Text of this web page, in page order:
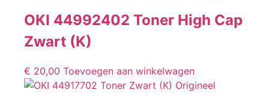
OKI 44992402 Toner High Cap
Zwart (K)
€ 20,00 Toevoegen aan winkelwagen